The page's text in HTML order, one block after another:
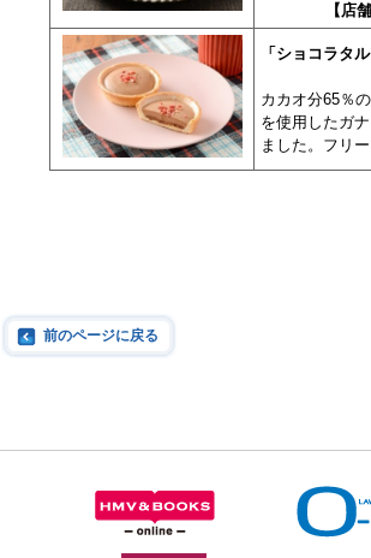
【店
「ショコラ
カカオ分65％
を使用したガ
ました。フリ
前のページに戻る